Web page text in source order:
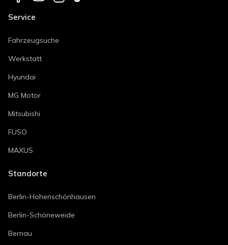
Service
Fahrzeugsuche
Werkstatt
Hyundai
MG Motor
Mitsubishi
FUSO
MAXUS
Standorte
Berlin-Hohenschönhausen
Berlin-Schöneweide
Bernau